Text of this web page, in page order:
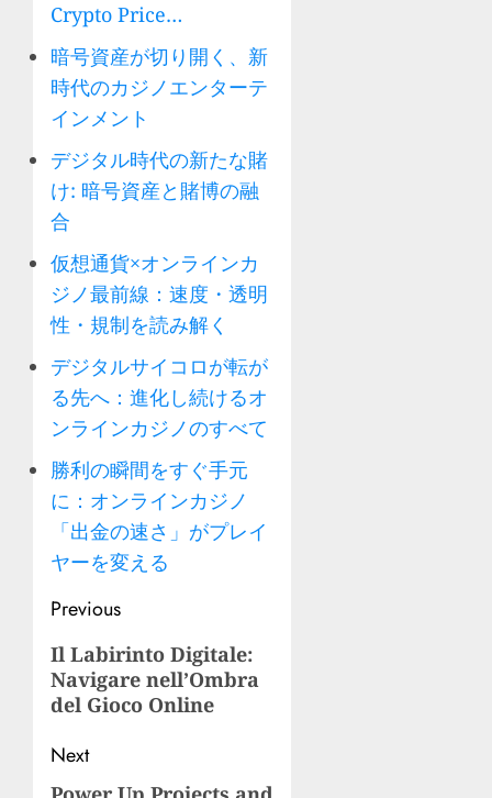
Crypto Price…
暗号資産が切り開く、新
時代のカジノエンターテ
インメント
デジタル時代の新たな賭
け: 暗号資産と賭博の融
合
仮想通貨×オンラインカ
ジノ最前線：速度・透明
性・規制を読み解く
デジタルサイコロが転が
る先へ：進化し続けるオ
ンラインカジノのすべて
勝利の瞬間をすぐ手元
に：オンラインカジノ
「出金の速さ」がプレイ
ヤーを変える
Post
navigation
Previous
Previous
post:
Il Labirinto Digitale:
Navigare nell’Ombra
del Gioco Online
Next